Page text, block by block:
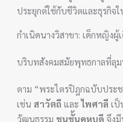
ประยุกต์ใช้กับชีวิตและธุรกิจ
กำเนิดนางวิสาขา: เด็กหญิง
บริบทสังคมสมัยพุทธกาลที่ลุ
ตาม “พระไตรปิฎกฉบับประ
เช่นสาวัตถี และไพศาลี เป็
วัฒนธรรมชนชั้นคหบดี จึง